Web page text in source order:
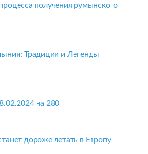
получения румынского
Традиции и Легенды
на 280
дороже летать в Европу